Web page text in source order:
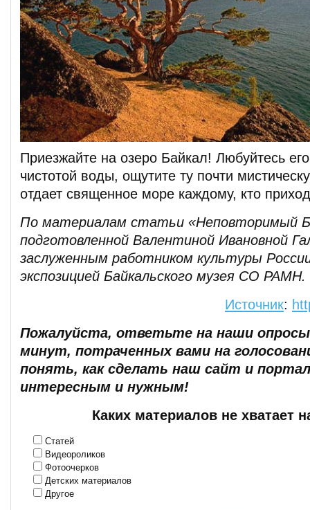
Приезжайте на озеро Байкал! Любуйтесь
чистотой воды, ощутите ту почти
отдает священное море каждому, кто
По материалам статьи «Неповторимый
подготовленной Валентиной Ивановной
заслуженным работником культуры
экспозицией Байкальского музея СО РАМН.
Источник:
Пожалуйста, ответьте на наши
минут, потраченных вами на
понять, как сделать наш сайт и
интересным и нужным!
Каких материалов не хватает
Статей
Видеороликов
Фотоочерков
Детских материалов
Другое